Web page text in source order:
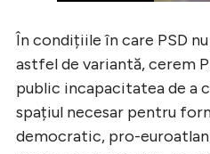
În condițiile în care PSD
astfel de variantă, cerem
public incapacitatea de a
spațiul necesar pentru
democratic, pro-